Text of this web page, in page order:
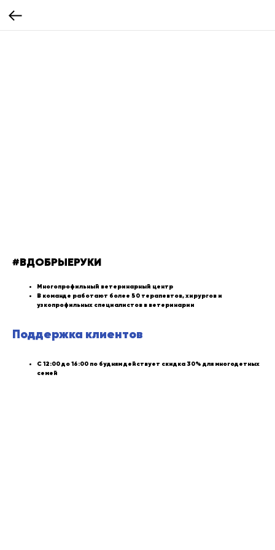
#ВДОБРЫЕРУКИ
Многопрофильный ветеринарный центр
В команде работают более 50 терапевтов, хирургов и
узкопрофильных специалистов в ветеринарии
Поддержка клиентов
С 12:00 до 16:00‬ по будням действует скидка 30% для многодетных
семей